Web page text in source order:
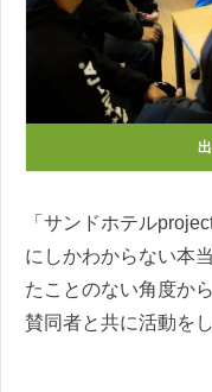
「サンドホテル
にしかわからない本
たことのない角度か
賛同者と共に活動を